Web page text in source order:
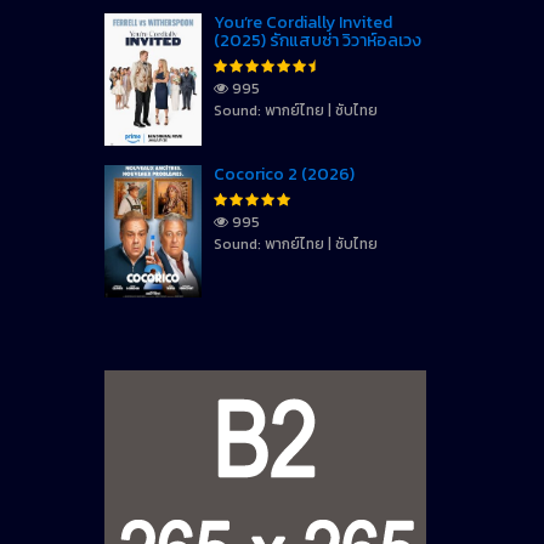
You’re Cordially Invited
(2025) รักแสบซ่า วิวาห์อลเวง
995
Sound: พากย์ไทย | ซับไทย
Cocorico 2 (2026)
995
Sound: พากย์ไทย | ซับไทย